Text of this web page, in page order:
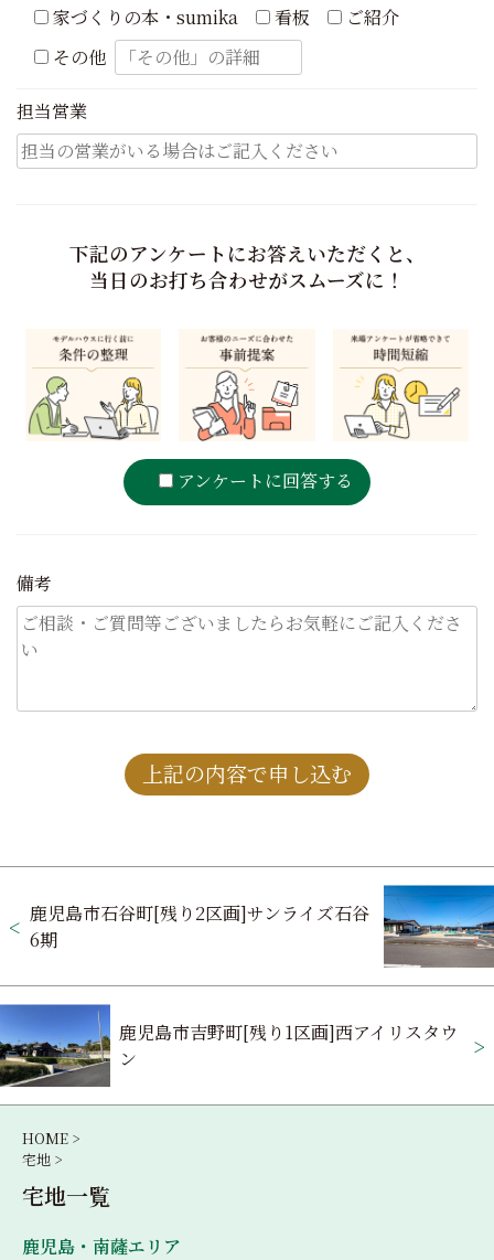
家づくりの本・sumika
看板
ご紹介
その他
担当営業
下記のアンケートにお答えいただくと、
当日のお打ち合わせがスムーズに！
アンケートに回答する
備考
稿
ナ
ビ
ゲ
ー
シ
ョ
ン
鹿児島市石谷町[残り2区画]サンライズ石谷
6期
鹿児島市吉野町[残り1区画]西アイリスタウ
ン
HOME >
宅地 >
宅地一覧
鹿児島・南薩エリア